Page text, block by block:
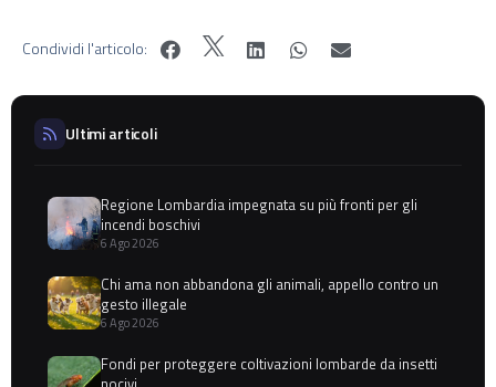
Condividi l'articolo:
Ultimi articoli
Regione Lombardia impegnata su più fronti per gli
incendi boschivi
6 Ago 2026
Chi ama non abbandona gli animali, appello contro un
gesto illegale
6 Ago 2026
Fondi per proteggere coltivazioni lombarde da insetti